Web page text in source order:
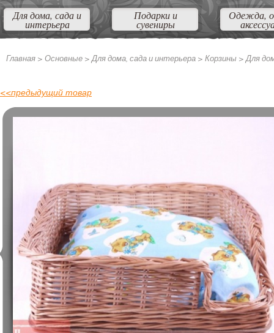
Для дома, сада и
интерьера
Подарки и
сувениры
Одежда,
Главная > Основные >Для дома, сада и интерьера > Корзины >Для
<<предыдущий товар